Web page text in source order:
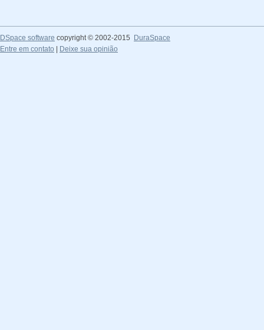
DSpace software copyright © 2002-2015
DuraSpace
Entre em contato
Deixe sua opinião